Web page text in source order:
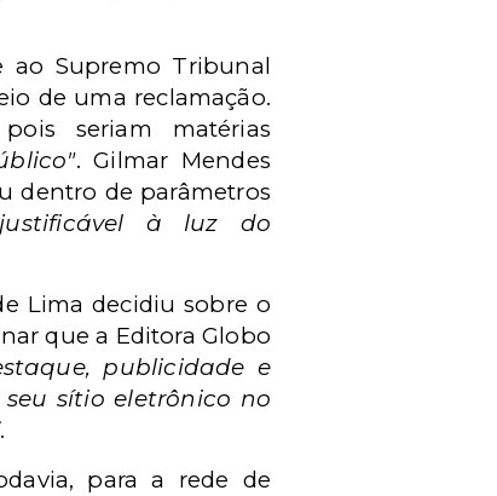
ao Supremo Tribunal
de uma reclamação.
seriam matérias
.Gilmar Mendes
dentro de parâmetros
à luz do
Lima decidiu sobre o
que a Editora Globo
publicidade e
sítio eletrônico no
.
para a rede de